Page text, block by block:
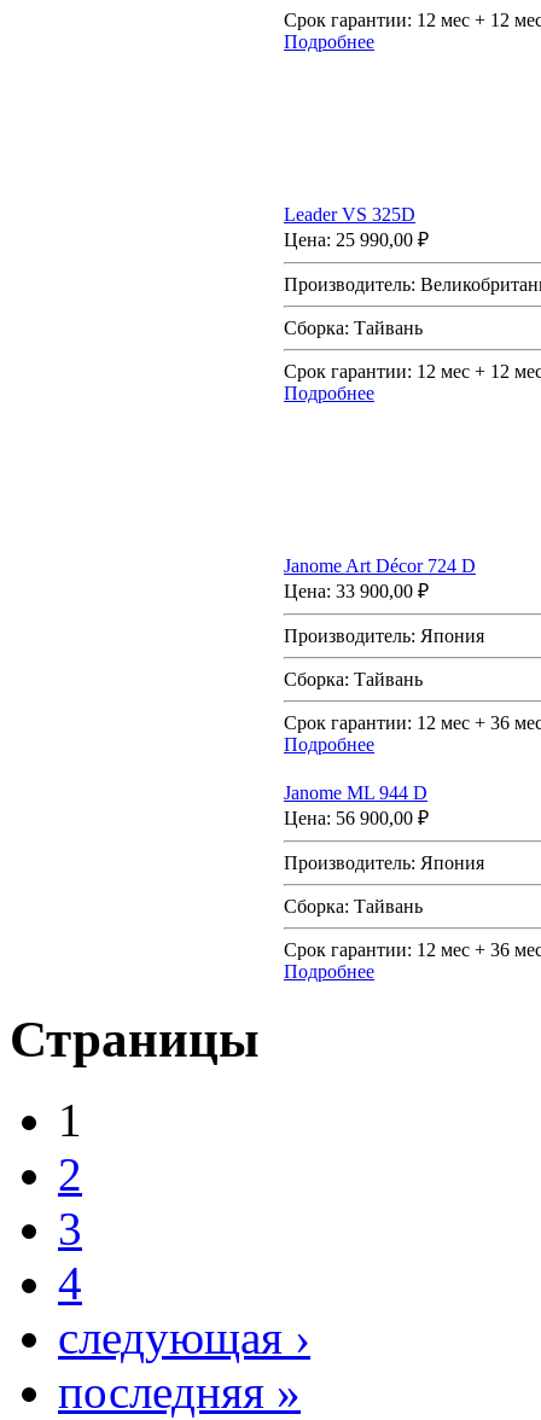
Срок гарантии: 12 мес + 12
Подробнее
Leader VS 325D
Цена: 25 990,00 ₽
Производитель:
Сборка: Тайвань
Срок гарантии: 12 мес + 12
Подробнее
Janome Art Décor 724 D
Цена: 33 900,00 ₽
Производитель: Япония
Сборка: Тайвань
Срок гарантии: 12 мес + 36
Подробнее
Janome ML 944 D
Цена: 56 900,00 ₽
Производитель: Япония
Сборка: Тайвань
Срок гарантии: 12 мес + 36
Подробнее
Страницы
1
2
3
4
следующая ›
последняя »